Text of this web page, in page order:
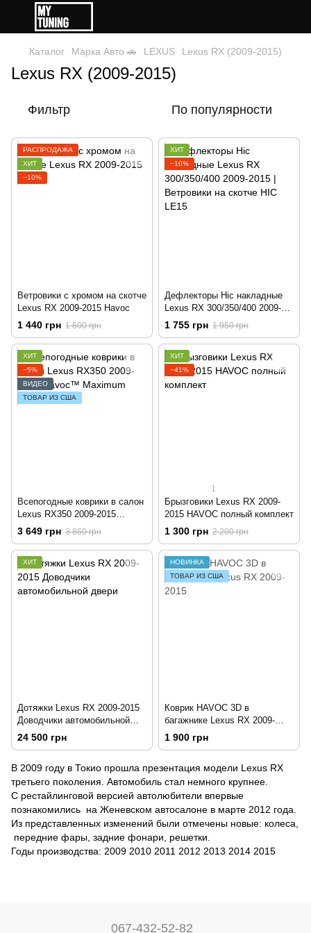
Каталог Марка Авто 🚗 LEXUS Lexus RX (2009-2015)
Lexus RX (2009-2015)
Фильтр По популярности
РАСПРОДАЖА
ХИТ
−10%
Ветровики с хромом на скотче
Lexus RX 2009-2015 Havoc
1 440 грн 1 600 грн
ХИТ
−10%
Дефлекторы Hic накладные
Lexus RX 300/350/400 2009-
2015 | Ветровики на скотче
HIC LE15
1 755 грн 1 950 грн
ХИТ
−5%
ВИДЕО
ТОВАР ИЗ США
Всепогодные коврики в салон
Lexus RX350 2009-2015
Havoc™ Maximum Coverage
3 649 грн 3 860 грн
ХИТ
−41%
1
Брызговики Lexus RX 2009-
2015 HAVOC полный комплект
1 300 грн 2 200 грн
ХИТ
Дотяжки Lexus RX 2009-2015
Доводчики автомобильной
двери
24 500 грн
НОВИНКА
ТОВАР ИЗ США
Коврик HAVOC 3D в
багажнике Lexus RX 2009-
2015
1 900 грн
В 2009 году в Токио прошла презентация модели Lexus RX
третьего поколения. Автомобиль стал немного крупнее.
С рестайлинговой версией автолюбители впервые
познакомились на Женевском автосалоне в марте 2012 года.
Из представленных изменений были отмечены новые: колеса,
передние фары, задние фонари, решетки.
Годы производства: 2009 2010 2011 2012 2013 2014 2015
067-432-52-82